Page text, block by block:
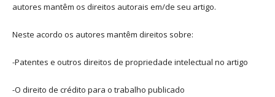
autores mantêm os direitos autorais em/de seu artigo.
Neste acordo os autores mantêm direitos sobre:
-Patentes e outros direitos de propriedade intelectual no artigo
-O direito de crédito para o trabalho publicado